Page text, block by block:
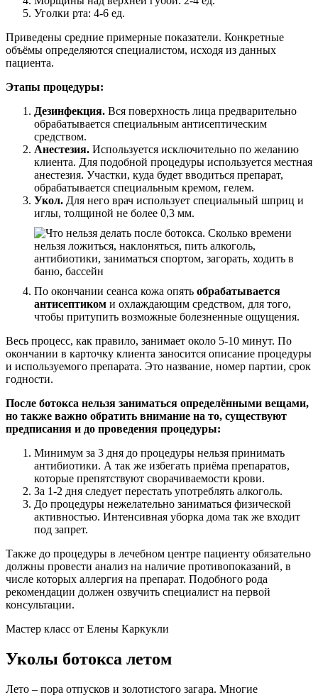
Уголки рта: 4-6 ед.
Приведены средние примерные показатели. Конкретные
объёмы определяются специалистом, исходя из данных
пациента.
Этапы процедуры:
Дезинфекция. Вся поверхность лица предварительно
обрабатывается специальным антисептическим
средством.
Анестезия. Используется исключительно по желанию
клиента. Для подобной процедуры используется местная
анестезия. Участки, куда будет вводиться препарат,
обрабатывается специальным кремом, гелем.
Укол. Для него врач использует специальный шприц и
иглы, толщиной не более 0,3 мм.
По окончании сеанса кожа опять обрабатывается
антисептиком и охлаждающим средством, для того,
чтобы притупить возможные болезненные ощущения.
Весь процесс, как правило, занимает около 5-10 минут. По
окончании в карточку клиента заносится описание процедуры
и используемого препарата. Это название, номер партии, срок
годности.
После ботокса нельзя заниматься определёнными вещами,
но также важно обратить внимание на то, существуют
предписания и до проведения процедуры:
Минимум за 3 дня до процедуры нельзя принимать
антибиотики. А так же избегать приёма препаратов,
которые препятствуют сворачиваемости крови.
За 1-2 дня следует перестать употреблять алкоголь.
До процедуры нежелательно заниматься физической
активностью. Интенсивная уборка дома так же входит
под запрет.
Также до процедуры в лечебном центре пациенту обязательно
должны провести анализ на наличие противопоказаний, в
числе которых аллергия на препарат. Подобного рода
рекомендации должен озвучить специалист на первой
консультации.
Мастер класс от Елены Каркукли
Уколы ботокса летом
Лето – пора отпусков и золотистого загара. Многие